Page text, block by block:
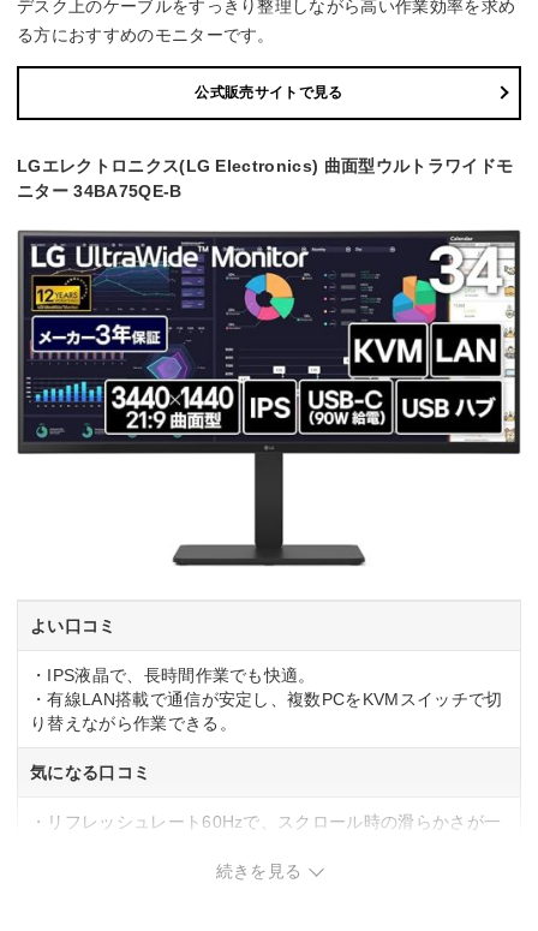
デスク上のケーブルをすっきり整理しながら高い作業効率を求め
る方におすすめのモニターです。
公式販売サイトで見る
LGエレクトロニクス(LG Electronics) 曲面型ウルトラワイドモ
ニター 34BA75QE-B
よい口コミ
・IPS液晶で、長時間作業でも快適。
・有線LAN搭載で通信が安定し、複数PCをKVMスイッチで切
り替えながら作業できる。
気になる口コミ
・リフレッシュレート60Hzで、スクロール時の滑らかさが一
続きを見る